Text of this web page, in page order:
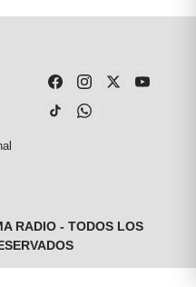
RADIO - TODOS LOS